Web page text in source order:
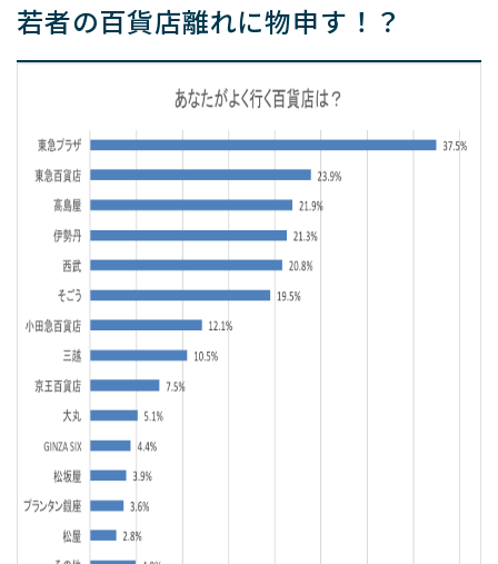
若者の百貨店離れに物申す！？